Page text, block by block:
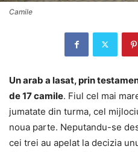
Camile
Un arab a lasat, prin
de 17 camile. Fiul cel mai
jumatate din turma, cel
noua parte. Neputandu-se
cei trei au apelat la decizia